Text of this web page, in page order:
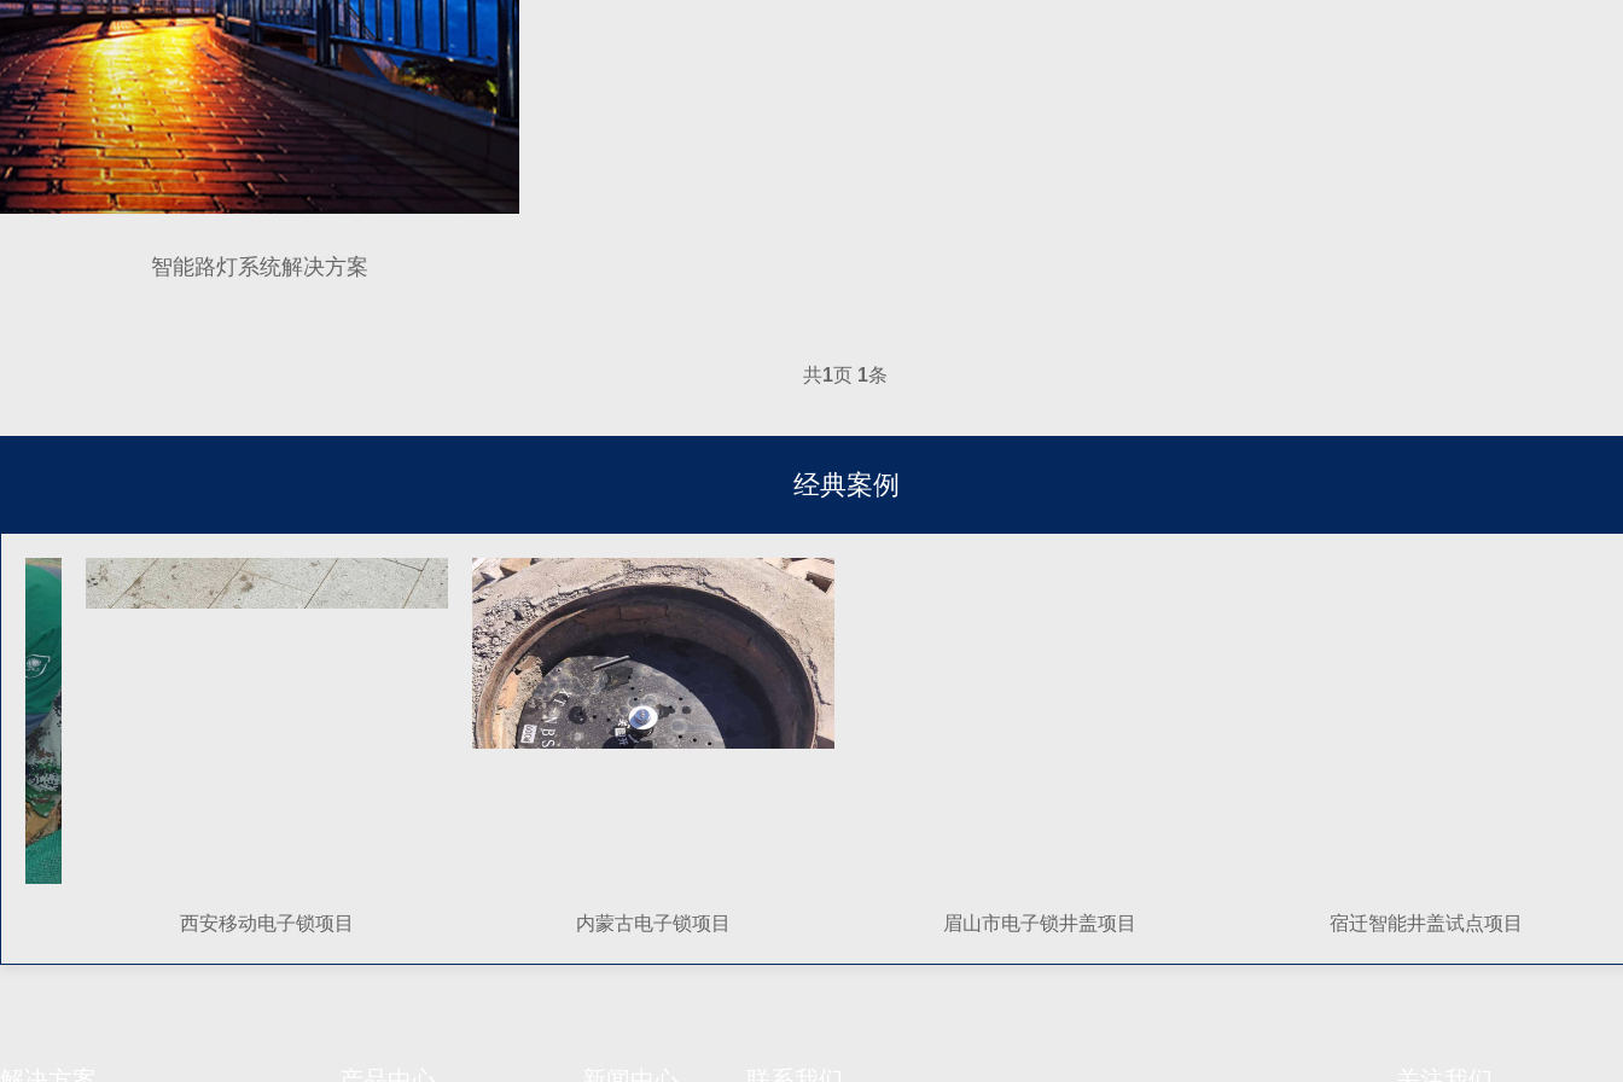
智能路灯系统解决方案
共1页 1条
经典案例
西安移动电子锁项目 内蒙古电子锁项目 眉山市电子锁井盖项目 宿迁智能井盖试点项目